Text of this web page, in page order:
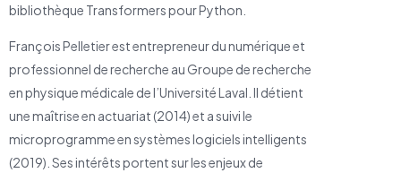
bibliothèque Transformers pour Python.
François Pelletier est entrepreneur du numérique et
professionnel de recherche au Groupe de recherche
en physique médicale de l’Université Laval. Il détient
une maîtrise en actuariat (2014) et a suivi le
microprogramme en systèmes logiciels intelligents
(2019). Ses intérêts portent sur les enjeux de